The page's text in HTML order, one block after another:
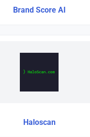
Brand Score AI
Haloscan